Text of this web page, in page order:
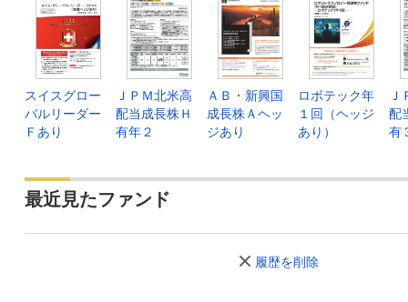
スイスグロー
バルリーダー
Ｆあり
ＪＰＭ北米高
配当成長株Ｈ
有年２
ＡＢ・新興国
成長株Ａヘッ
ジあり
ロボテック年
１回（ヘッジ
あり）
配
有
最近見たファンド
履歴を削除